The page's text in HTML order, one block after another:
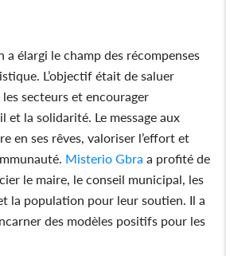
élargi le champ des récompenses
L’objectif était de saluer
les secteurs et encourager
et la solidarité. Le message aux
en ses rêves, valoriser l’effort et
Misterio Gbra a profité de
le maire, le conseil municipal, les
la population pour leur soutien. Il a
des modèles positifs pour les